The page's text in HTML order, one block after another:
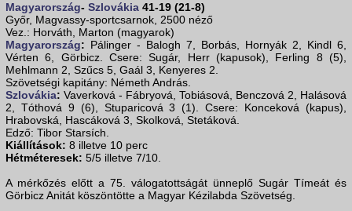
Magyarország- Szlovákia 41-19 (21-8)
Győr, Magvassy-sportcsarnok, 2500 néző
Vez.: Horváth, Marton (magyarok)
Magyarország: Pálinger - Balogh 7, Borbás, Hornyák 2, Kindl 6,
Vérten 6, Görbicz. Csere: Sugár, Herr (kapusok), Ferling 8 (5),
Mehlmann 2, Szűcs 5, Gaál 3, Kenyeres 2.
Szövetségi kapitány: Németh András.
Szlovákia: Vaverková - Fábryová, Tobiásová, Benczová 2, Halásová
2, Tóthová 9 (6), Stuparicová 3 (1). Csere: Konceková (kapus),
Hrabovská, Hascáková 3, Skolková, Stetáková.
Edző: Tibor Starsích.
Kiállítások: 8 illetve 10 perc
Hétméteresek: 5/5 illetve 7/10.
A mérkőzés előtt a 75. válogatottságát ünneplő Sugár Tímeát és
Görbicz Anitát köszöntötte a Magyar Kézilabda Szövetség.